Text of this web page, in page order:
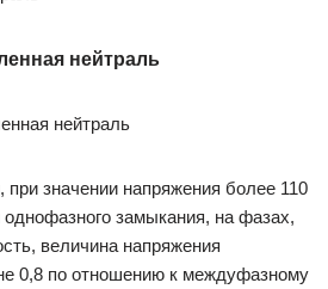
нейтраль
значении напряжения более 110
замыкания, на фазах,
величина напряжения
0,8 по отношению к междуфазному